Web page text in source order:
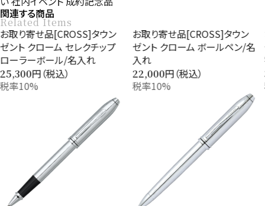
関連する商品
Related Items
お取り寄せ品[CROSS]タウン
ゼント クローム セレクチップ
ローラーボール/名入れ
25,300円（税込）
税率10%
お取り寄せ品[CROSS]タウン
ゼント クローム ボールペン/名
入れ
22,000円（税込）
税率10%